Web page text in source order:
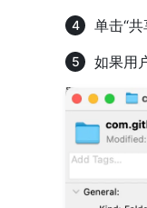
单击“共
如果用